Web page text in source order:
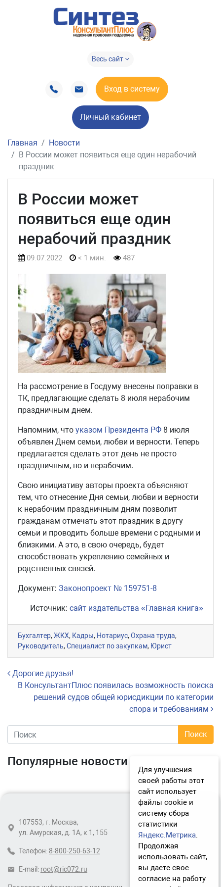
Весь сайт
Вход в систему
Личный кабинет
Главная
Новости
В России может появиться еще один нерабочий
праздник
В России может
появиться еще один
нерабочий праздник
09.07.2022 < 1 мин. 487
На рассмотрение в Госдуму внесены поправки в
ТК, предлагающие сделать 8 июля нерабочим
праздничным днем.
Напомним, что указом Президента РФ 8 июля
объявлен Днем семьи, любви и верности. Теперь
предлагается сделать этот день не просто
праздничным, но и нерабочим.
Свою инициативу авторы проекта объясняют
тем, что отнесение Дня семьи, любви и верности
к нерабочим праздничным дням позволит
гражданам отмечать этот праздник в другу
семьи и проводить больше времени с родными и
близкими. А это, в свою очередь, будет
способствовать укреплению семейных и
родственных связей.
Документ: Законопроект № 159751-8
Источник: сайт издательства «Главная книга»
Бухгалтер,ЖКХ, Кадры, Нотариус,Охрана труда,
Руководитель,Специалист по закупкам, Юрист
Навигация по записям
Дорогие друзья!
В КонсультантПлюс появилась возможность поиска
решений судов общей юрисдикции по категории
спора и требованиям
Популярные новости
107553, г. Москва,
ул. Амурская, д. 1А, к 1, 155
Телефон: 8-800-250-63-12
E-mail: root@ric072.ru
Для улучшения
своей работы этот
сайт использует
файлы cookie и
систему сбора
статистики
Яндекс.Метрика.
Продолжая
использовать сайт,
вы даете свое
согласие на работу